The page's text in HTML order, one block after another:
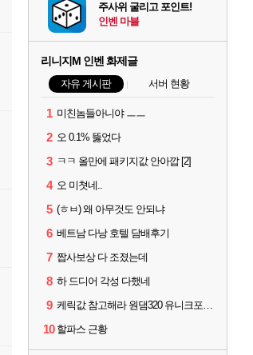
주사위 굴리고 포인트!
인벤 마블
리니지M 인벤 화제글
자유 게시판 서버 현황
1 미친놈들아니야 ㅡㅡ
2 오 0.1% 뚫었다
3 ㅋㅋ 올만에 패키지값 안아깝 [2]
4 오 미쳣네..
5 (ㅎㅂ) 왜 아무것도 안되냐
6 베트남 다낭 호텔 담배후기
7 짭사보상 다 조졌는데
8 하 드디어 각성 다했네
9 케릭값 참고해라 원댐320 유니크포함 풀 이동악세11 신변신인신성 풀문양5 풀수호성4
10 할파스 근황